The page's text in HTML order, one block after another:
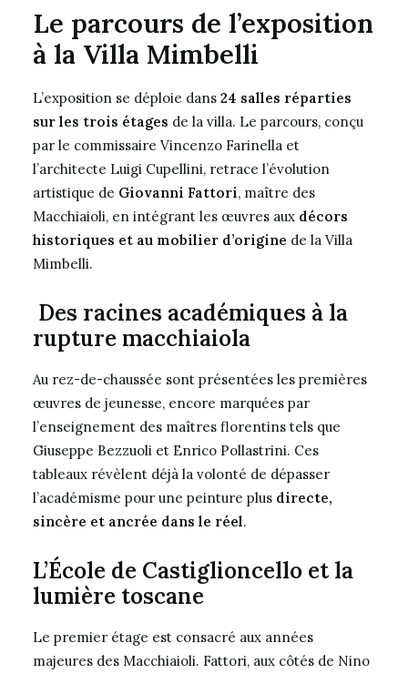
Le parcours de l’exposition
à la Villa Mimbelli
L’exposition se déploie dans 24 salles réparties
sur les trois étages de la villa. Le parcours, conçu
par le commissaire Vincenzo Farinella et
l’architecte Luigi Cupellini, retrace l’évolution
artistique de Giovanni Fattori, maître des
Macchiaioli, en intégrant les œuvres aux décors
historiques et au mobilier d’origine de la Villa
Mimbelli.
Des racines académiques à la
rupture macchiaiola
Au rez-de-chaussée sont présentées les premières
œuvres de jeunesse, encore marquées par
l’enseignement des maîtres florentins tels que
Giuseppe Bezzuoli et Enrico Pollastrini. Ces
tableaux révèlent déjà la volonté de dépasser
l’académisme pour une peinture plus directe,
sincère et ancrée dans le réel.
L’École de Castiglioncello et la
lumière toscane
Le premier étage est consacré aux années
majeures des Macchiaioli. Fattori, aux côtés de Nino